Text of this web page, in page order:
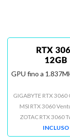
GPU fino a
GIGABYTE RTX 3060
MSI RTX 3060
ZOTAC RTX 3060
INCLUSO